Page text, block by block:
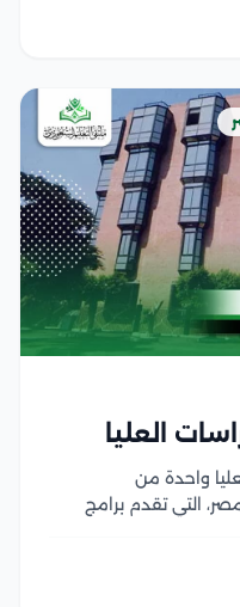
العليا
واحدة من
التي تقدم برامج
الأكاديمية